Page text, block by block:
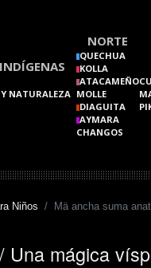
NATURALEZA
NORTE
QUECHUA
KOLLA
ATACAMEÑO
MOLLE
DIAGUITA
AYMARA
CHANGOS
Niños Mä ancha suma
mágica